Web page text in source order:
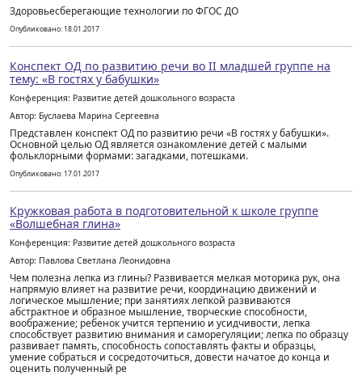
Здоровьесберегающие технологии по ФГОС ДО
Опубликовано: 18.01.2017
Конспект ОД по развитию речи во II младшей группе на
тему: «В гостях у бабушки»
Конференция: Развитие детей дошкольного возраста
Автор: Буслаева Марина Сергеевна
Представлен конспект ОД по развитию речи «В гостях у бабушки».
Основной целью ОД является ознакомление детей с малыми
фольклорными формами: загадками, потешками.
Опубликовано: 17.01.2017
Кружковая работа в подготовительной к школе группе
«Волшебная глина»
Конференция: Развитие детей дошкольного возраста
Автор: Павлова Светлана Леонидовна
Чем полезна лепка из глины? Развивается мелкая моторика рук, она
напрямую влияет на развитие речи, координацию движений и
логическое мышление; при занятиях лепкой развиваются
абстрактное и образное мышление, творческие способности,
воображение; ребенок учится терпению и усидчивости, лепка
способствует развитию внимания и саморегуляции; лепка по образцу
развивает память, способность сопоставлять факты и образцы,
умение собраться и сосредоточиться, довести начатое до конца и
оценить полученный ре